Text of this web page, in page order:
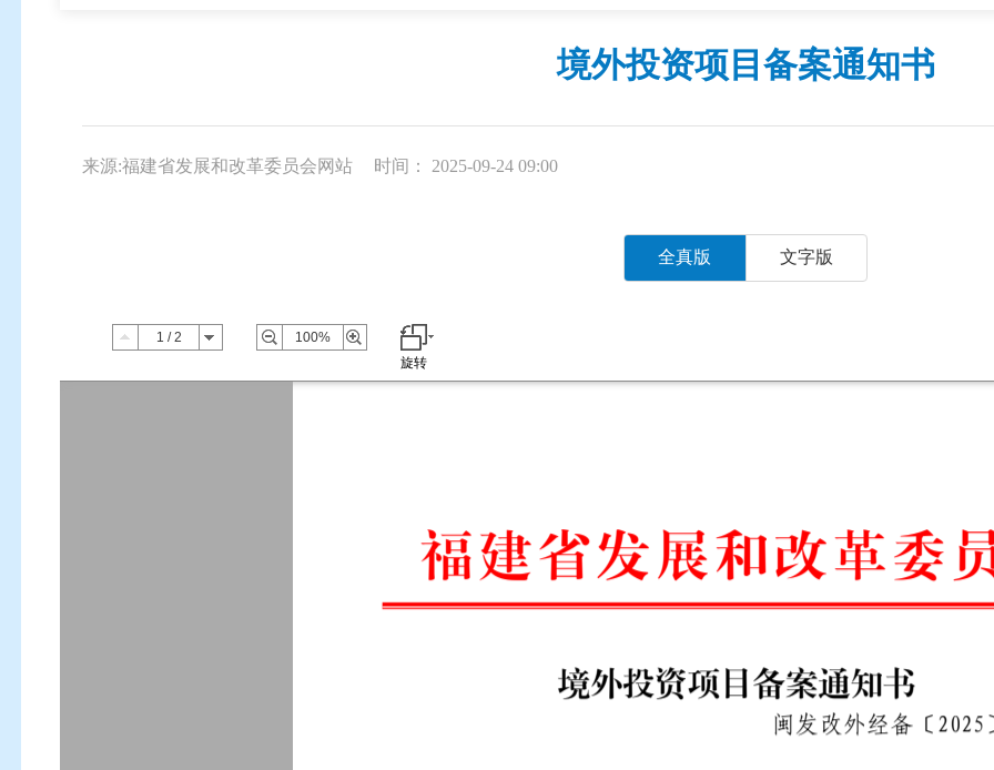
境外投资项目备案通知书
来源:福建省发展和改革委员会网站 时间： 2025-09-24 09:00
全真版 文字版